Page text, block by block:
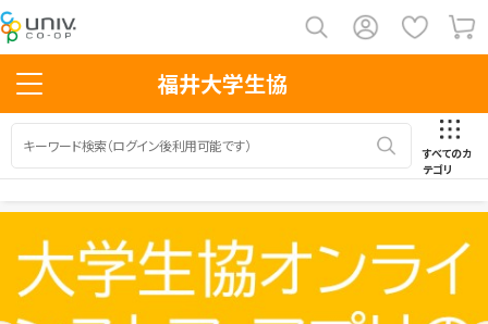
福井大学生協
すべてのカ
テゴリ